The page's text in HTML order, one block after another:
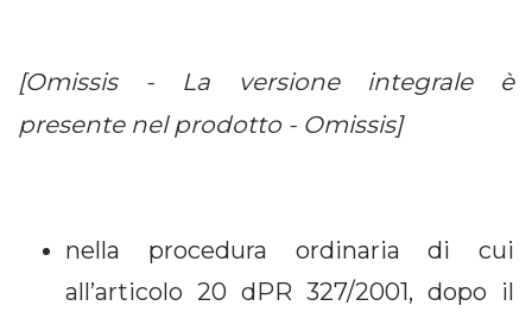
[Omissis - La versione integrale è
presente nel prodotto - Omissis]
nella procedura ordinaria di cui
all’articolo 20 dPR 327/2001, dopo il